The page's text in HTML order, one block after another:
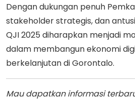
Dengan dukungan penuh
stakeholder strategis, dan
QJI 2025 diharapkan menjadi
dalam membangun ekonomi
berkelanjutan di Gorontalo.
Mau dapatkan informasi